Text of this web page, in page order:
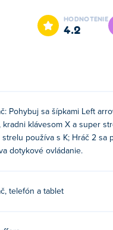
HODNOTENIE
4.2
Pohybuj sa šípkami Left
kradni klávesom X a super
používa s K; Hráč 2 sa
dotykové ovládanie.
telefón a tablet